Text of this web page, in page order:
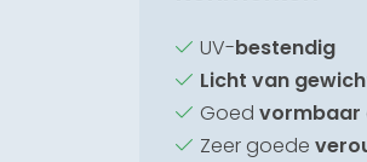
UV-bestendig
Licht van
Goedvormbaar
Zeer goede